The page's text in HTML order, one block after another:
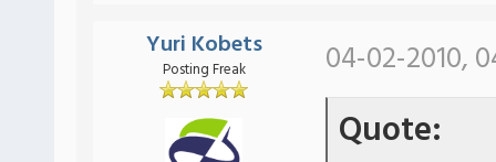
Yuri Kobets
Posting Freak 04-02-2010,
Quote: